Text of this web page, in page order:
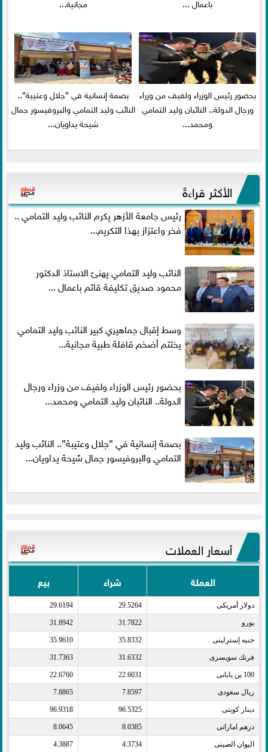
بحضور رئيس الوزراء ولفيف من وزراء
ورجال الدولة.. النائبان وليد التمامي
ومحمد...
بصمة إنسانية في ”جلال وعتيبة”..
النائب وليد التمامي والبروفيسور جمال
شيحة يداويان...
الأكثر قراءةً
رئيس جامعة الأزهر يكرم النائب وليد التمامي ..
فخر واعتزاز بهذا التكريم...
النائب وليد التمامي يهنئ الاستاذ الدكتور
محمود صديق تكليفة قائم باعمال ...
وسط إقبال جماهيري كبير النائب وليد التمامي
يختتم أضخم قافلة طبية مجانية...
بحضور رئيس الوزراء ولفيف من وزراء ورجال
الدولة.. النائبان وليد التمامي ومحمد...
بصمة إنسانية في ”جلال وعتيبة”.. النائب وليد
التمامي والبروفيسور جمال شيحة يداويان...
أسعار العملات
العملة شراء بيع
دولار أمريكى​ 29.5264
29.6194
يورو​ 31.7822
31.8942
جنيه إسترلينى​ 35.8332
35.9610
فرنك سويسرى​ 31.6332
31.7363
100 ين يابانى​ 22.6031
22.6760
ريال سعودى​ 7.8597
7.8865
دينار كويتى​ 96.5325
96.9318
درهم اماراتى​ 8.0385
8.0645
اليوان الصينى​ 4.3734
4.3887